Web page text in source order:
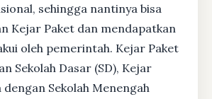
sehingga nantinya bisa
Kejar Paket dan mendapatkan
oleh pemerintah. Kejar Paket
Sekolah Dasar (SD), Kejar
dengan Sekolah Menengah